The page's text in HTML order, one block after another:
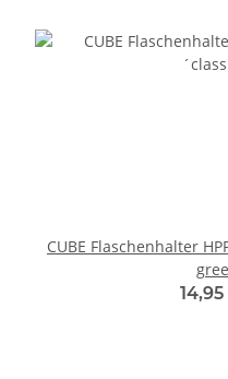
CUBE Flaschenhalter